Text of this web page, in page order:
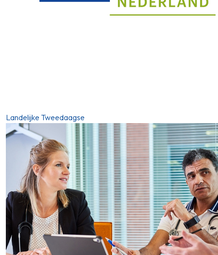
Landelijke Tweedaagse